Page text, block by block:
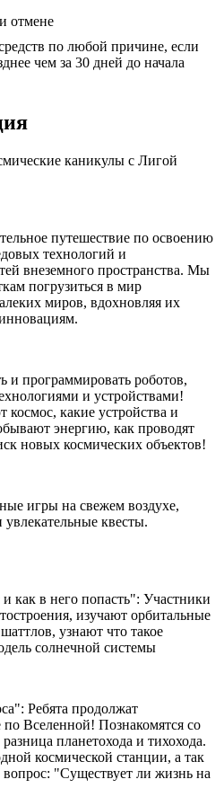
отмене
по любой причине, если
чем за 30 дней до начала
каникулы с Лигой
путешествие по освоению
технологий и
внеземного пространства. Мы
погрузиться в мир
миров, вдохновляя их
и программировать роботов,
и устройствами!
какие устройства и
энергию, как проводят
новых космических объектов!
игры на свежем воздухе,
увлекательные квесты.
как в него попасть": Участники
изучают орбитальные
узнают что такое
солнечной системы
Ребята продолжат
по Вселенной! Познакомятся со
планетохода и тихохода.
космической станции, а так
"Существует ли жизнь на